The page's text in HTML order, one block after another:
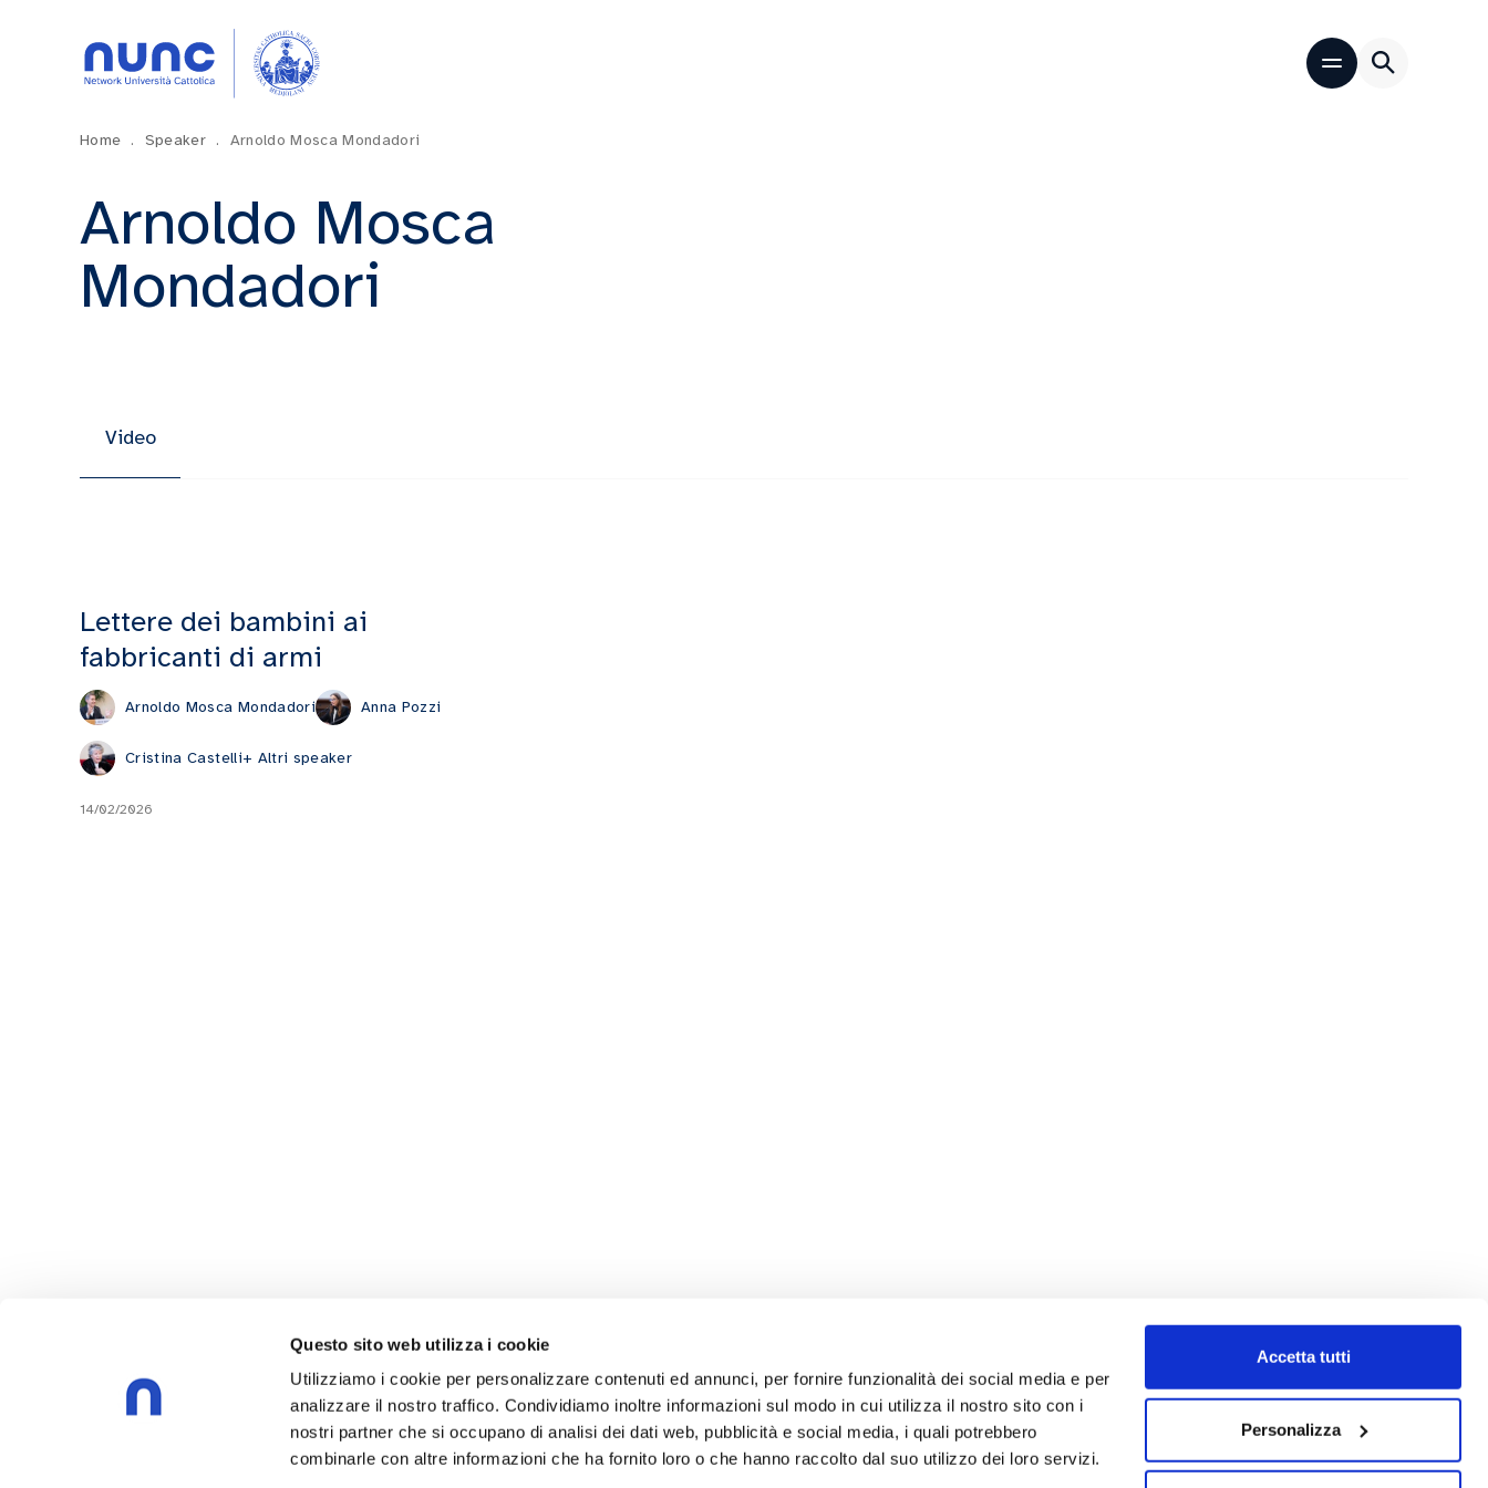
Questo sito web utilizza i cookie
Utilizziamo i cookie per personalizzare contenuti ed annunci, per fornire funzionalità dei social media e per
analizzare il nostro traffico. Condividiamo inoltre informazioni sul modo in cui utilizza il nostro sito con i
nostri partner che si occupano di analisi dei dati web, pubblicità e social media, i quali potrebbero
combinarle con altre informazioni che ha fornito loro o che hanno raccolto dal suo utilizzo dei loro servizi.
Accetta tutti
Personalizza
Home . Speaker . Arnoldo Mosca Mondadori
Arnoldo Mosca
Mondadori
Video
Lettere dei bambini ai
fabbricanti di armi
Arnoldo Mosca Mondadori Anna Pozzi
Cristina Castelli+ Altri speaker
14/02/2026